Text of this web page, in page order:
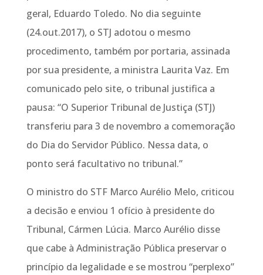
geral, Eduardo Toledo. No dia seguinte
(24.out.2017), o STJ adotou o mesmo
procedimento, também por portaria, assinada
por sua presidente, a ministra Laurita Vaz. Em
comunicado pelo site, o tribunal justifica a
pausa: “O Superior Tribunal de Justiça (STJ)
transferiu para 3 de novembro a comemoração
do Dia do Servidor Público. Nessa data, o
ponto será facultativo no tribunal.”
O ministro do STF Marco Aurélio Melo, criticou
a decisão e enviou 1 ofício à presidente do
Tribunal, Cármen Lúcia. Marco Aurélio disse
que cabe à Administração Pública preservar o
princípio da legalidade e se mostrou “perplexo”